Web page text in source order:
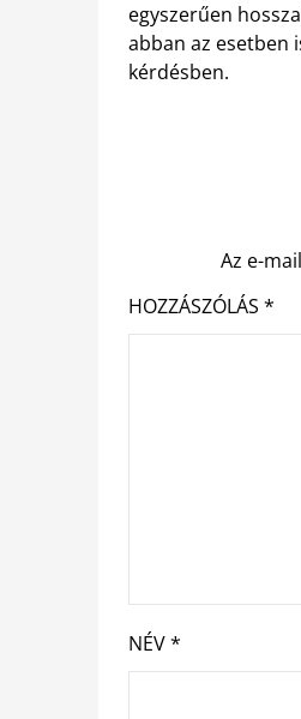
egyszerűen
abban az esetben
kérdésben.
Az e-
HOZZÁSZÓLÁS *
NÉV*